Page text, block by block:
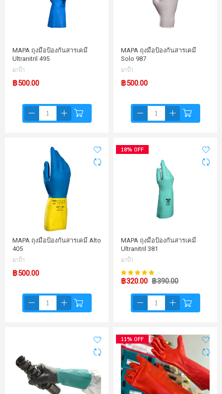
MAPA ถุงมือป้องกันสารเคมี
Ultranitril 495
มาป้า
฿500.00
MAPA ถุงมือป้องกันสารเคมี
Solo 987
มาป้า
฿500.00
MAPA ถุงมือป้องกันสารเคมี Alto
405
มาป้า
฿500.00
18% OFF
MAPA ถุงมือป้องกันสารเคมี
Ultranitril 381
มาป้า
คะแนน:
฿320.00 ฿390.00
11% OFF